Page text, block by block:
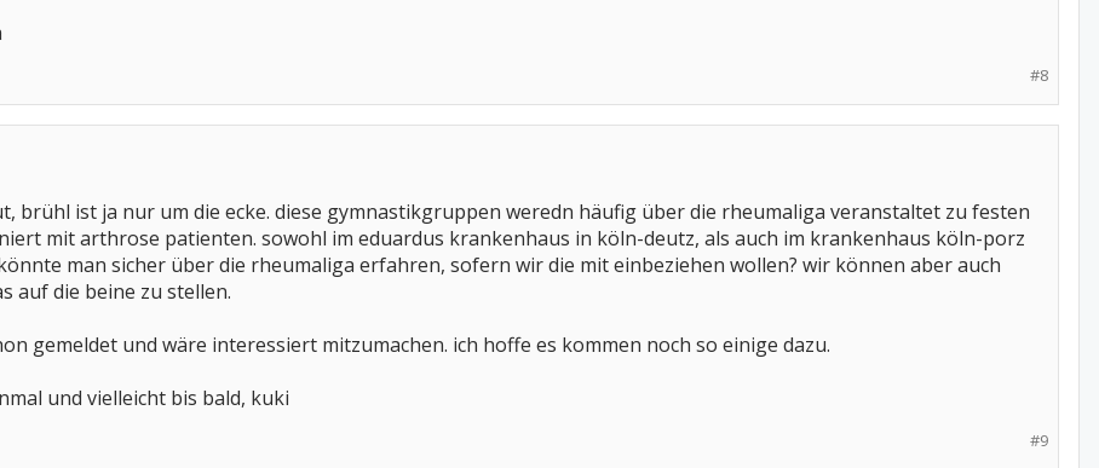
#8
brühl ist ja nur um die ecke. diese gymnastikgruppen weredn häufig über die rheumaliga veranstaltet zu festen
mit arthrose patienten. sowohl im eduardus krankenhaus in köln-deutz, als auch im krankenhaus köln-porz
man sicher über die rheumaliga erfahren, sofern wir die mit einbeziehen wollen? wir können aber auch
auf die beine zu stellen.
gemeldet und wäre interessiert mitzumachen. ich hoffe es kommen noch so einige dazu.
und vielleicht bis bald, kuki
#9